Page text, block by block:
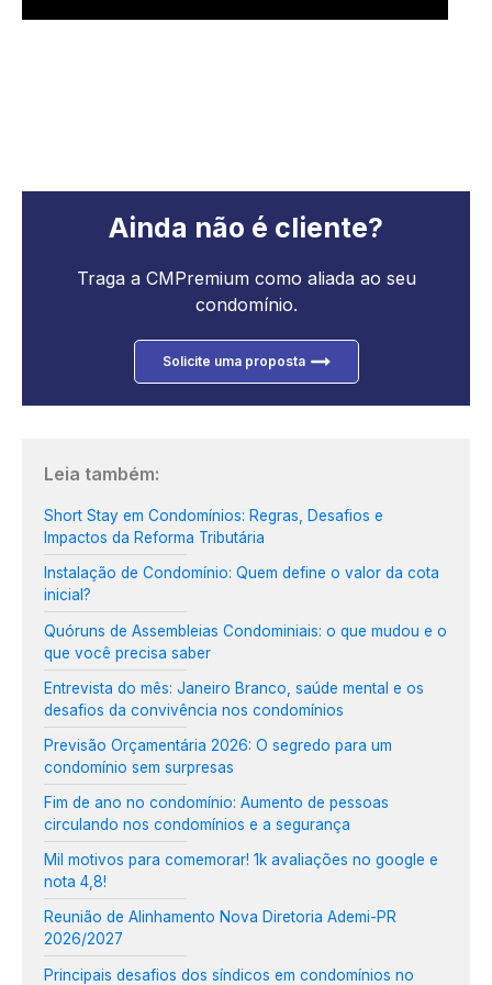
Ainda não é cliente?
Traga a CMPremium como aliada ao seu
condomínio.
Solicite uma proposta
Leia também:
Short Stay em Condomínios: Regras, Desafios e
Impactos da Reforma Tributária
Instalação de Condomínio: Quem define o valor da cota
inicial?
Quóruns de Assembleias Condominiais: o que mudou e o
que você precisa saber
Entrevista do mês: Janeiro Branco, saúde mental e os
desafios da convivência nos condomínios
Previsão Orçamentária 2026: O segredo para um
condomínio sem surpresas
Fim de ano no condomínio: Aumento de pessoas
circulando nos condomínios e a segurança
Mil motivos para comemorar! 1k avaliações no google e
nota 4,8!
Reunião de Alinhamento Nova Diretoria Ademi-PR
2026/2027
Principais desafios dos síndicos em condomínios no